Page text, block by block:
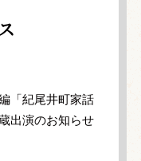
「紀尾井町家話
出演のお知らせ